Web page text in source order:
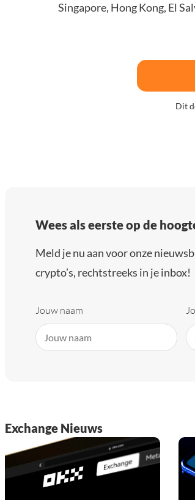
Singapore, Hong Kong, El
Dit
Wees als eerste op de
Meld je nu aan voor onze
crypto’s, rechtstreeks in je inbox!
Jouw naam
Exchange Nieuws